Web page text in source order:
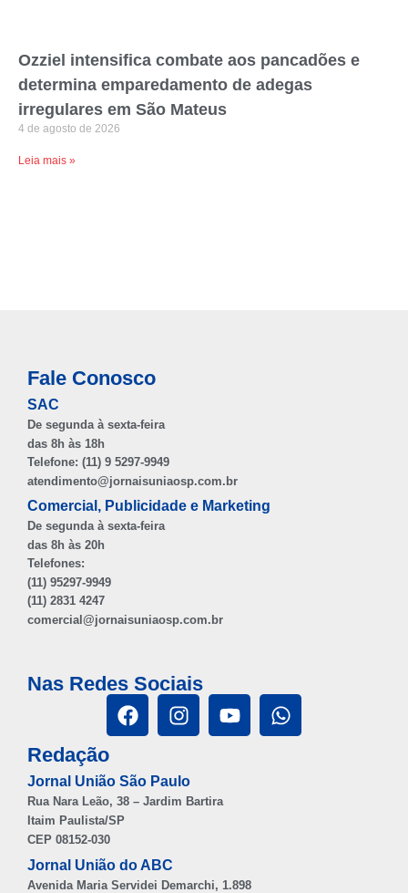
Ozziel intensifica combate aos pancadões e
determina emparedamento de adegas
irregulares em São Mateus
4 de agosto de 2026
Leia mais »
Fale Conosco
SAC
De segunda à sexta-feira
das 8h às 18h
Telefone: (11) 9 5297-9949
atendimento@jornaisuniaosp.com.br
Comercial, Publicidade e Marketing
De segunda à sexta-feira
das 8h às 20h
Telefones:
(11) 95297-9949
(11) 2831 4247
comercial@jornaisuniaosp.com.br
Nas Redes Sociais
Redação
Jornal União São Paulo
Rua Nara Leão, 38 – Jardim Bartira
Itaim Paulista/SP
CEP 08152-030
Jornal União do ABC
Avenida Maria Servidei Demarchi, 1.898